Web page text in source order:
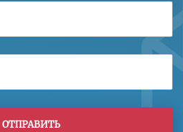
ОТПРАВИТЬ